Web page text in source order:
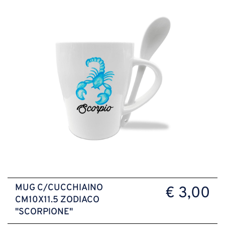
MUG C/CUCCHIAINO
CM10X11.5 ZODIACO
"SCORPIONE"
€ 3,00